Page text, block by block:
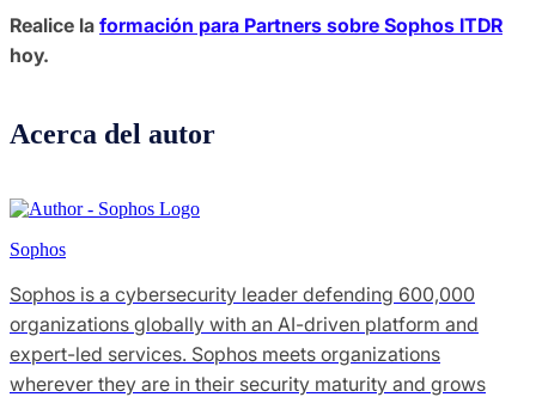
Realice la formación para Partners sobre Sophos ITDR
hoy.
Acerca del autor
Sophos
Sophos is a cybersecurity leader defending 600,000
organizations globally with an AI-driven platform and
expert-led services. Sophos meets organizations
wherever they are in their security maturity and grows